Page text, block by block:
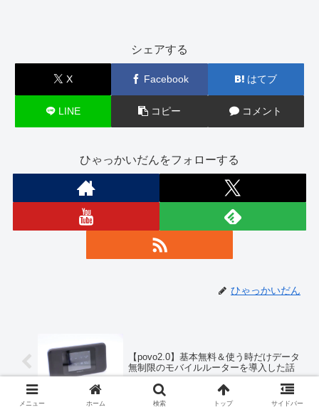
シェアする
X Facebook はてブ
LINE コピー コメント
ひゃっかいだんをフォローする
ひゃっかいだん
【povo2.0】基本無料＆使う時だけデータ
無制限のモバイルルーターを導入した話
メニュー ホーム 検索 トップ サイドバー